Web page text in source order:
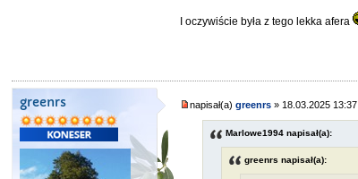
I oczywiście była z tego lekka afera
greenrs napisał(a)greenrs » 18.03.2025 13:37
Marlowe1994 napisał(a):
greenrs napisał(a):